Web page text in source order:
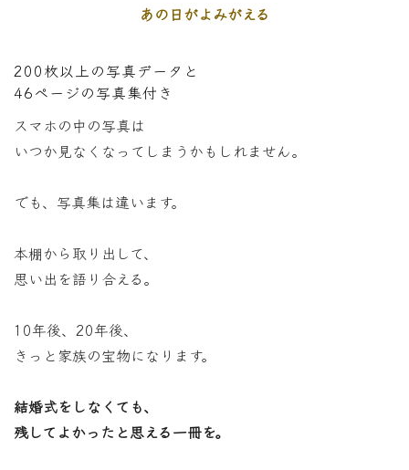
あの日がよみがえる
200枚以上の写真データと
46ページの写真集付き
スマホの中の写真は
いつか見なくなってしまうかもしれません。
でも、写真集は違います。
本棚から取り出して、
思い出を語り合える。
10年後、20年後、
きっと家族の宝物になります。
結婚式をしなくても、
残してよかったと思える一冊を。